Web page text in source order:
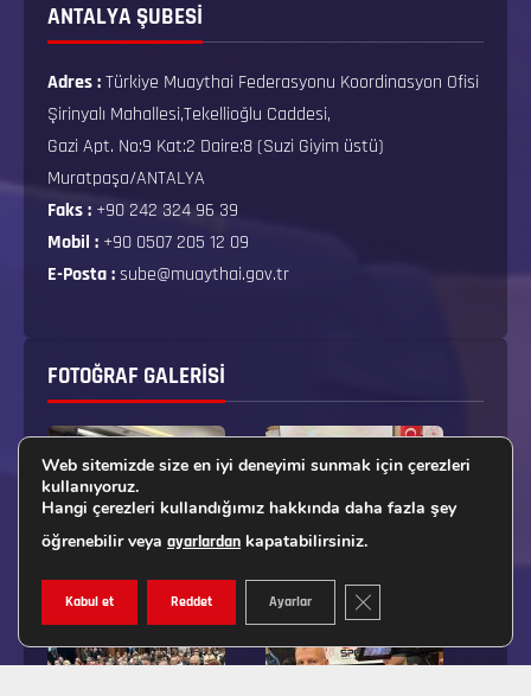
ANTALYA ŞUBESİ
Adres :Türkiye Muaythai Federasyonu Koordinasyon Ofisi
Şirinyalı Mahallesi,Tekellioğlu Caddesi,
Gazi Apt. No:9 Kat:2 Daire:8 (Suzi Giyim üstü)
Muratpaşa/ANTALYA
Faks : +90 242 324 96 39
Mobil : +90 0507 205 12 09
E-Posta :sube@muaythai.gov.tr
FOTOĞRAF GALERISI
Web sitemizde size en iyi deneyimi sunmak için çerezleri
kullanıyoruz.
Hangi çerezleri kullandığımız hakkında daha fazla şey
öğrenebilir veya ayarlardan kapatabilirsiniz.
Kabul et Reddet Ayarlar GDPR ÇEREZ ŞERIDINI